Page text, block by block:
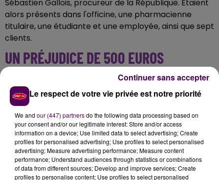
Sébastien Gallois, procureur de la République. Etaient
alors présents dans l'officine, une pharmacienne
titulaire, une étudiante et une employée, ainsi que sept
clients.
UN PRÉJUDICE DE 500 EUROS
"Les faits ont duré vingt-huit secondes,deux mis en
cause capuchés se précipitent avec une arme de
poing, sans toutefois porter de coups, et se font
remettre 500 euros, par une des victimes"détaille
Sébastien Gallois dans un communiqué adressé aux
rédactions aux lendemains des faits. La DCOS,"Division
de la criminalité organisée"a été saisie pour
"extorsion avec arme".
Le respect de votre vie privée est notre priorité
We and our (447) partnersdo the following data processing based on
your consent and/or our legitimate interest: Store and/or access
information on a device; Use limited data to select advertising; Create
profiles for personalised advertising; Use profiles to select personalised
advertising; Measure advertising performance; Measure content
performance; Understand audiences through statistics or combinations
of data from different sources; Develop and improve services; Create
profiles to personalise content; Use profiles to select personalised
Continuer sans accepter